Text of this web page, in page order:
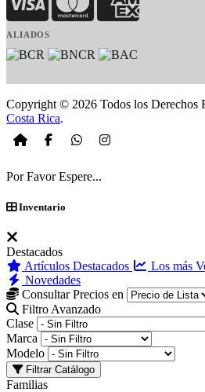
ALIADOS
Copyright © 2026 Todos los Derechos
Costa Rica.
Por Favor Espere...
Inventario
Destacados
Artículos Destacados
Los más
Novedades
Consultar Precios en
Filtro Avanzado
Clase
Marca
Modelo
Filtrar Catálogo
Familias